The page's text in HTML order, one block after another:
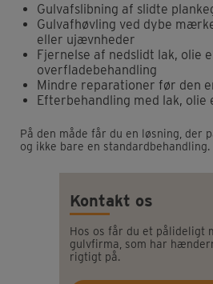
Gulvafslibning af slidte
Gulvafhøvling ved dybe
eller ujævnheder
Fjernelse af nedslidt lak, olie
overfladebehandling
Mindre reparationer før den
Efterbehandling med lak, olie
På den måde får du en løsning, der
og ikke bare en standardbehandling.
Kontakt os
Hos os får du et pålideligt
gulvfirma, som har
rigtigt på.